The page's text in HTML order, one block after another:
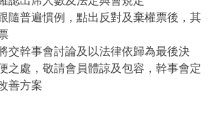
隨普遍慣例，點出反對及棄權票後，其
交幹事會討論及以法律依歸為最後決
之處，敬請會員體諒及包容，幹事會定
善方案